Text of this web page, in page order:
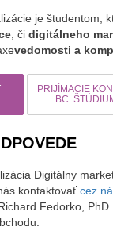
je študentom,
, či digitálneho
vedomosti a
PRIJÍMACIE
BC.
Digitálny
kontaktovaťcez
Fedorko,